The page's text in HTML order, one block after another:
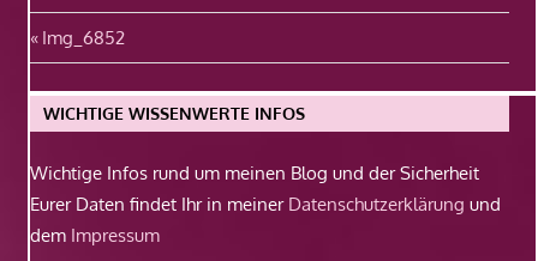
Beitragsnavigation
Vorheriger
Beitrag:
Img_6852
WICHTIGE WISSENWERTE INFOS
Wichtige Infos rund um meinen Blog und der Sicherheit
Eurer Daten findet Ihr in meiner Datenschutzerklärung und
dem Impressum